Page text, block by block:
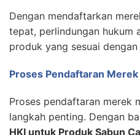
Dengan mendaftarkan
tepat, perlindungan hukum
produk yang sesuai
Proses Pendaftaran Merek
Proses pendaftaran merek
langkah penting. Dengan
HKI untuk Produk Sabun